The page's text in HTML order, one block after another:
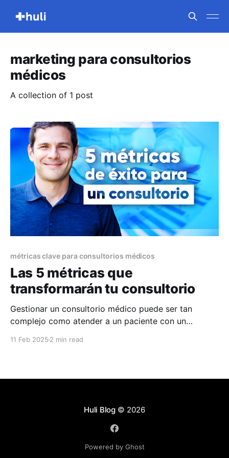
marketing para consultorios
médicos
A collection of 1 post
métricas clave para consultorios médicos
Las 5 métricas que
transformarán tu consultorio
Gestionar un consultorio médico puede ser tan
complejo como atender a un paciente con un
11 Feb 2025 2 min read
Huli Blog© 2026
Powered by Ghost